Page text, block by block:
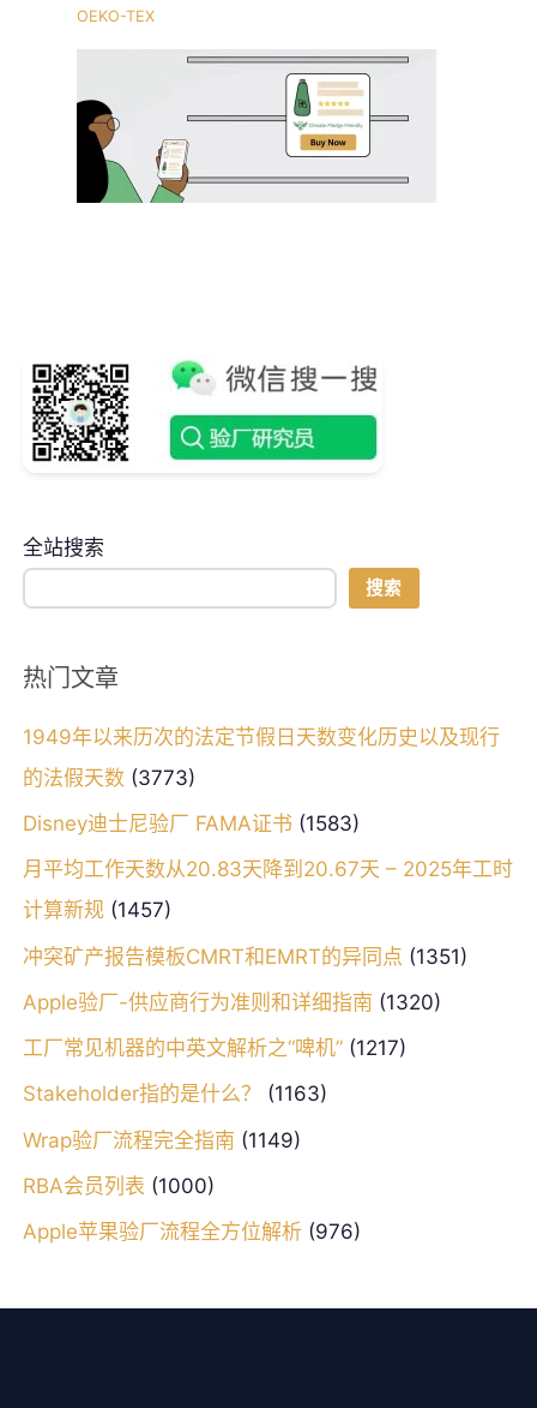
OEKO-TEX
全站搜索
搜索
热门文章
1949年以来历次的法定节假日天数变化历史以及现行
的法假天数 (3773)
Disney迪士尼验厂 FAMA证书 (1583)
月平均工作天数从20.83天降到20.67天 – 2025年工时
计算新规(1457)
冲突矿产报告模板CMRT和EMRT的异同点 (1351)
Apple验厂-供应商行为准则和详细指南 (1320)
工厂常见机器的中英文解析之“啤机”(1217)
Stakeholder指的是什么？
(1163)
Wrap验厂流程完全指南 (1149)
RBA会员列表 (1000)
Apple苹果验厂流程全方位解析(976)